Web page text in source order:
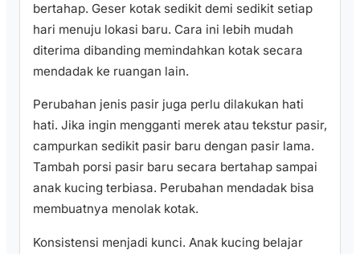
bertahap. Geser kotak sedikit demi sedikit setiap
hari menuju lokasi baru. Cara ini lebih mudah
diterima dibanding memindahkan kotak secara
mendadak ke ruangan lain.
Perubahan jenis pasir juga perlu dilakukan hati
hati. Jika ingin mengganti merek atau tekstur pasir,
campurkan sedikit pasir baru dengan pasir lama.
Tambah porsi pasir baru secara bertahap sampai
anak kucing terbiasa. Perubahan mendadak bisa
membuatnya menolak kotak.
Konsistensi menjadi kunci. Anak kucing belajar